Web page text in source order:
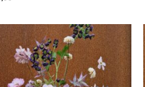
Toevoegen
aan
verlanglijst